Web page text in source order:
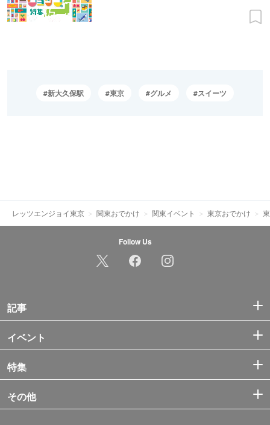
新大久保駅 東京 グルメ スイーツ
レッツエンジョイ東京 関東おでかけ 関東イベント 東京おでかけ
Follow Us
記事
イベント
特集
その他